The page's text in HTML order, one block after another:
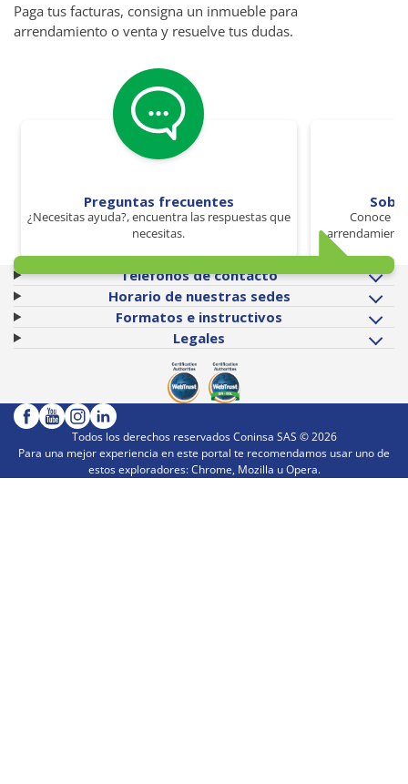
Paga tus facturas, consigna un inmueble para
arrendamiento o venta y resuelve tus dudas.
Preguntas frecuentes
¿Necesitas ayuda?, encuentra las respuestas que
necesitas.
Conoce
Teléfonos de contacto
Horario de nuestras sedes
Formatos e instructivos
Legales
Todos los derechos reservados Coninsa SAS ©2026
Para una mejor experiencia en este portal te recomendamos usar uno de
estos exploradores: Chrome, Mozilla u Opera.